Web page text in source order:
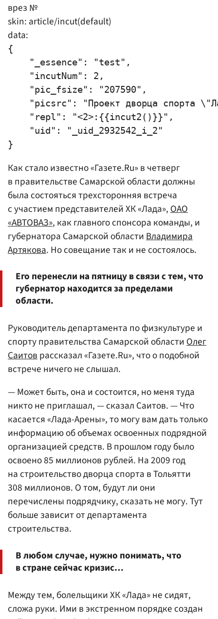
врез №
skin: article/incut(default)
data:
{
    "_essence": "test",
    "incutNum": 2,
    "pic_fsize": "207590",
"picsrc": "Проект дворца спорта
    "repl": "<2>:{{incut2()}}",
    "uid": "_uid_2932542_i_2"
Как стало известно «Газете.Ru» в четверг
в правительстве Самарской области должны
была состояться трехсторонняя встреча
с участием представителей ХК «Лада»,ОАО
«АВТОВАЗ», как главного спонсора команды, и
губернатора Самарской областиВладимира
Артякова. Но совещание так и не состоялось.
Его перенесли на пятницу в связи с тем, что
губернатор находится за пределами
области.
Руководитель департамента по физкультуре и
спорту правительства Самарской областиОлег
Саитоврассказал «Газете.Ru», что о подобной
встрече ничего не слышал.
— Может быть, она и состоится, но меня туда
никто не приглашал, — сказал Саитов. — Что
касается «Лада-Арены», то могу вам дать только
информацию об объемах освоенных подрядной
организацией средств. В прошлом году было
освоено 85 миллионов рублей. На 2009 год
на строительство дворца спорта в Тольятти
308 миллионов. О том, будут ли они
перечислены подрядчику, сказать не могу. Тут
больше зависит от департамента
строительства.
В любом случае, нужно понимать, что
в стране сейчас кризис…
Между тем, болельщики ХК «Лада» не сидят,
сложа руки. Ими в экстренном порядке создан